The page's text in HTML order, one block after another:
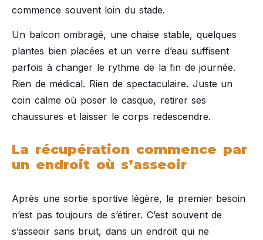
commence souvent loin du stade.
Un balcon ombragé, une chaise stable, quelques
plantes bien placées et un verre d’eau suffisent
parfois à changer le rythme de la fin de journée.
Rien de médical. Rien de spectaculaire. Juste un
coin calme où poser le casque, retirer ses
chaussures et laisser le corps redescendre.
La récupération commence par
un endroit où s’asseoir
Après une sortie sportive légère, le premier besoin
n’est pas toujours de s’étirer. C’est souvent de
s’asseoir sans bruit, dans un endroit qui ne